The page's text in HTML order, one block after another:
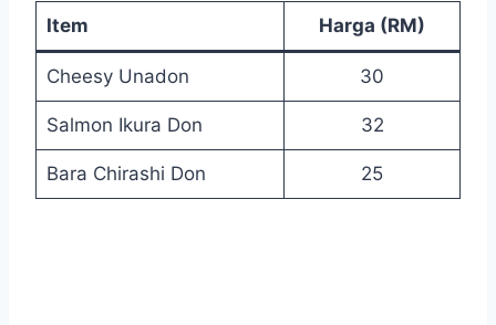
Item Harga (RM)
Cheesy Unadon 30
Salmon Ikura Don 32
Bara Chirashi Don 25